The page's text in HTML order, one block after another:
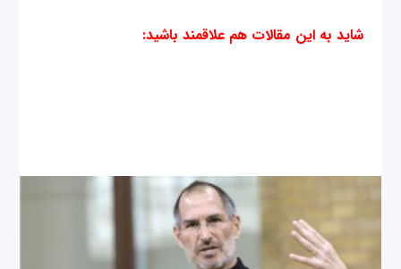
شاید به این مقالات هم علاقمند باشید: